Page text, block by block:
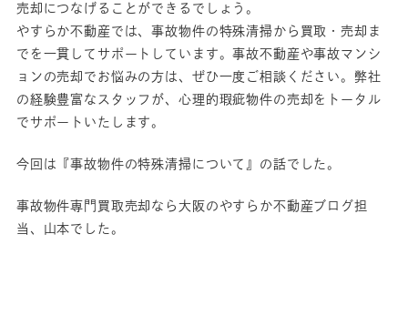
売却につなげることができるでしょう。
やすらか不動産では、事故物件の特殊清掃から買取・売却ま
でを一貫してサポートしています。事故不動産や事故マンシ
ョンの売却でお悩みの方は、ぜひ一度ご相談ください。弊社
の経験豊富なスタッフが、心理的瑕疵物件の売却をトータル
でサポートいたします。
今回は『事故物件の特殊清掃について』の話でした。
事故物件専門買取売却なら大阪のやすらか不動産ブログ担
当、山本でした。